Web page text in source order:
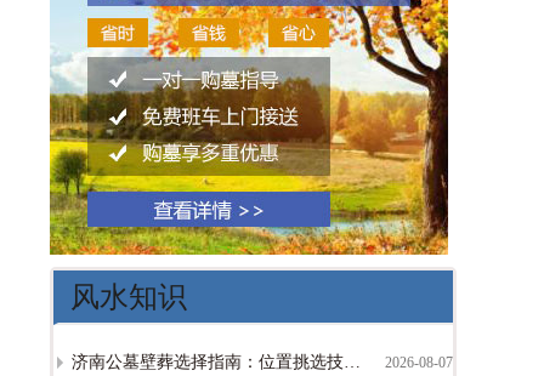
风水知识
济南公墓壁葬选择指南：位置挑选技巧与避坑注意事项_咨询0531-82988098 2026-08-07